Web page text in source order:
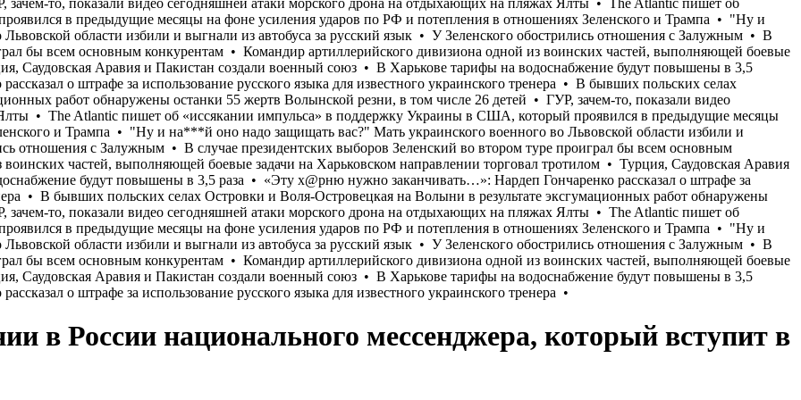
в России национального мессенджера, который вступит в